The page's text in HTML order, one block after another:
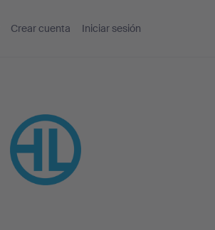
Crear cuenta Iniciar sesión